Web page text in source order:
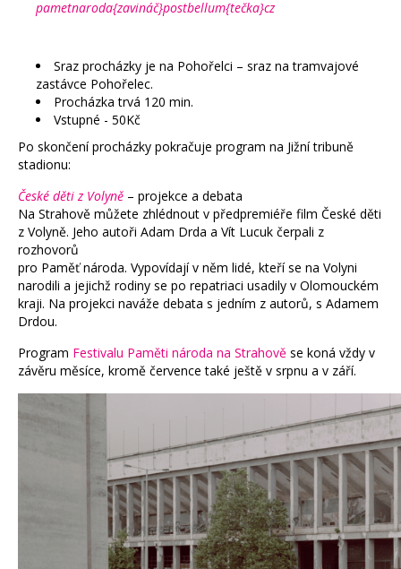
pametnaroda{zavináč}postbellum{tečka}cz
Sraz procházky je na Pohořelci – sraz na tramvajové
zastávce Pohořelec.
Procházka trvá 120 min.
Vstupné - 50Kč
Po skončení procházky pokračuje program na Jižní tribuně
stadionu:
České děti z Volyně – projekce a debata
Na Strahově můžete zhlédnout v předpremiéře film České děti
z Volyně. Jeho autoři Adam Drda a Vít Lucuk čerpali z
rozhovorů
pro Paměť národa. Vypovídají v něm lidé, kteří se na Volyni
narodili a jejichž rodiny se po repatriaci usadily v Olomouckém
kraji. Na projekci naváže debata s jedním z autorů, s Adamem
Drdou.
Program Festivalu Paměti národa na Strahově se koná vždy v
závěru měsíce, kromě července také ještě v srpnu a v září.